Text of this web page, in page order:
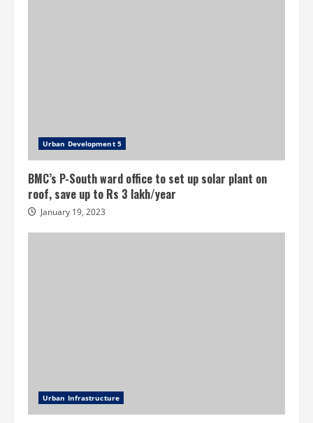
Urban Development 5
BMC’s P-South ward office to set up solar plant on
roof, save up to Rs 3 lakh/year
January 19, 2023
Urban Infrastructure